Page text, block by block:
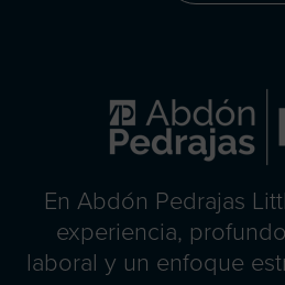
En Abdón Pedrajas
experiencia,
laboral y un enfoque